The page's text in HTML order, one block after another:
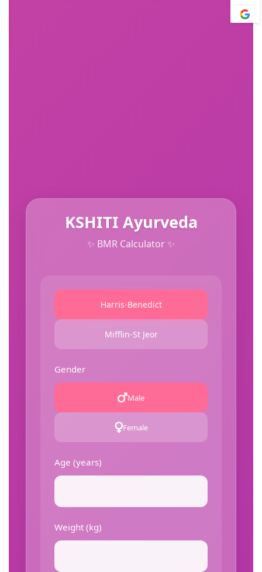
KSHITI Ayurveda
✨ BMR Calculator ✨
Harris-Benedict
Mifflin-St Jeor
Gender
Male
Female
Age (years)
Weight (kg)